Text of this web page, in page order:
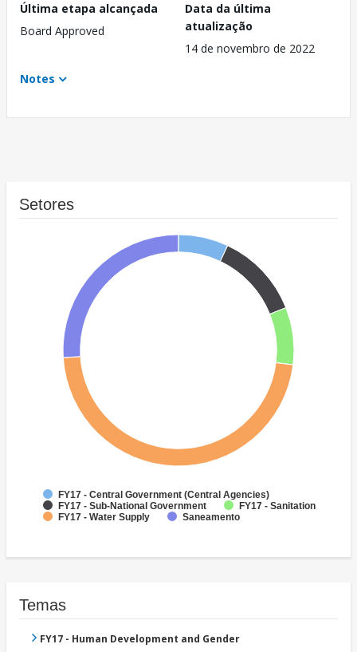
Última etapa alcançada
Board Approved
Data da última
atualização
14 de novembro de 2022
Notes
Setores
FY17 - Central Government (Central Agencies)
FY17 - Sub-National Government
FY17 - Sanitation
FY17 - Water Supply
Saneamento
Temas
FY17 - Human Development and Gender